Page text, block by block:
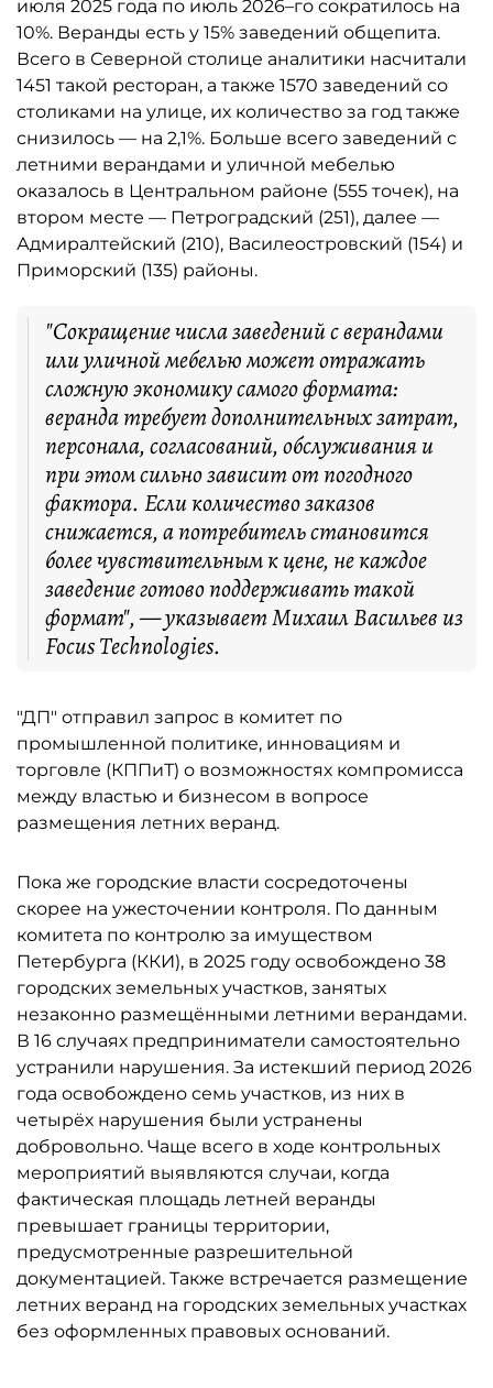
июля 2025 года по июль 2026–го сократилось на
10%. Веранды есть у 15% заведений общепита.
Всего в Северной столице аналитики насчитали
1451 такой ресторан, а также 1570 заведений со
столиками на улице, их количество за год также
снизилось — на 2,1%. Больше всего заведений с
летними верандами и уличной мебелью
оказалось в Центральном районе (555 точек), на
втором месте — Петроградский (251), далее —
Адмиралтейский (210), Василеостровский (154) и
Приморский (135) районы.
"Сокращение числа заведений с верандами
или уличной мебелью может отражать
сложную экономику самого формата:
веранда требует дополнительных затрат,
персонала, согласований, обслуживания и
при этом сильно зависит от погодного
фактора. Если количество заказов
снижается, а потребитель становится
более чувствительным к цене, не каждое
заведение готово поддерживать такой
формат", — указывает Михаил Васильев из
Focus Technologies.
"ДП" отправил запрос в комитет по
промышленной политике, инновациям и
торговле (КППиТ) о возможностях компромисса
между властью и бизнесом в вопросе
размещения летних веранд.
Пока же городские власти сосредоточены
скорее на ужесточении контроля. По данным
комитета по контролю за имуществом
Петербурга (ККИ), в 2025 году освобождено 38
городских земельных участков, занятых
незаконно размещёнными летними верандами.
В 16 случаях предприниматели самостоятельно
устранили нарушения. За истекший период 2026
года освобождено семь участков, из них в
четырёх нарушения были устранены
добровольно. Чаще всего в ходе контрольных
мероприятий выявляются случаи, когда
фактическая площадь летней веранды
превышает границы территории,
предусмотренные разрешительной
документацией. Также встречается размещение
летних веранд на городских земельных участках
без оформленных правовых оснований.